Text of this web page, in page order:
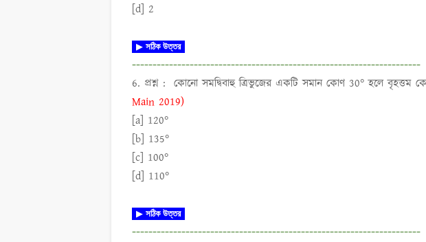
[d] 2
▶ সঠিক উত্তর
----------------------------------------------------------------------
6. প্রশ্ন : কোনো সমদ্বিবাহু ত্রিভুজের একটি সমান কোণ 30° হলে বৃহত্তম
Main 2019)
[a] 120°
[b] 135°
[c] 100°
[d] 110°
▶ সঠিক উত্তর
----------------------------------------------------------------------